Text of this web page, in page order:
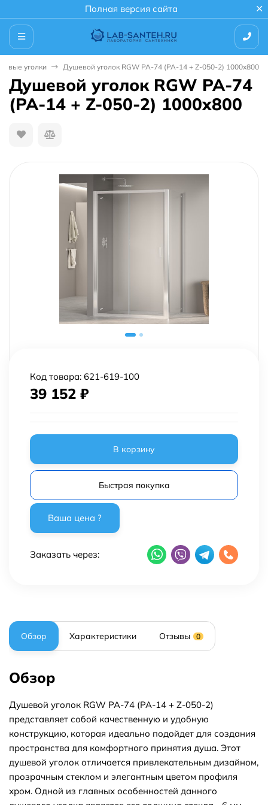
Полная версия сайта
уголки Душевой уголок RGW PA-74 (PA-14 + Z-050-2) 1000x800
Душевой уголок RGW PA-74
(PA-14 + Z-050-2) 1000x800
Код товара: 621-619-100
39 152 ₽
В корзину
Быстрая покупка
Заказать через:
Обзор Характеристики Отзывы 0
Обзор
Душевой уголок RGW PA-74 (PA-14 + Z-050-2)
представляет собой качественную и удобную
конструкцию, которая идеально подойдет для создания
пространства для комфортного принятия душа. Этот
душевой уголок отличается привлекательным дизайном,
прозрачным стеклом и элегантным цветом профиля
хром. Одной из главных особенностей данного